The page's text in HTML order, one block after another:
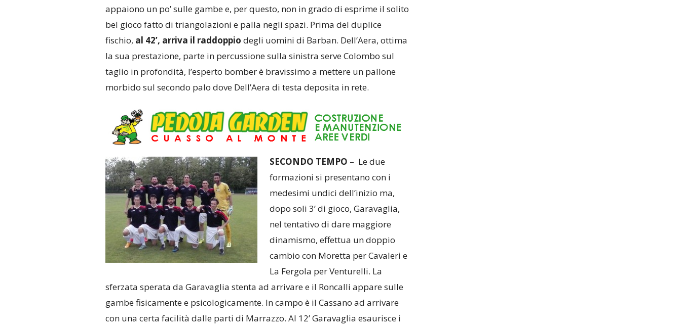
appaiono un po’ sulle gambe e, per questo, non in grado di esprime il solito
bel gioco fatto di triangolazioni e palla negli spazi. Prima del duplice
fischio, al 42’, arriva il raddoppio degli uomini di Barban. Dell’Aera, ottima
la sua prestazione, parte in percussione sulla sinistra serve Colombo sul
taglio in profondità, l’esperto bomber è bravissimo a mettere un pallone
morbido sul secondo palo dove Dell’Aera di testa deposita in rete.
SECONDO TEMPO – Le due
formazioni si presentano con i
medesimi undici dell’inizio ma,
dopo soli 3’ di gioco, Garavaglia,
nel tentativo di dare maggiore
dinamismo, effettua un doppio
cambio con Moretta per Cavaleri e
La Fergola per Venturelli. La
sferzata sperata da Garavaglia stenta ad arrivare e il Roncalli appare sulle
gambe fisicamente e psicologicamente. In campo è il Cassano ad arrivare
con una certa facilità dalle parti di Marrazzo. Al 12’ Garavaglia esaurisce i